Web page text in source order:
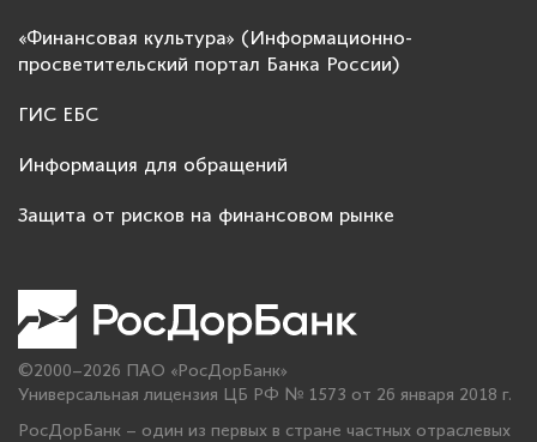
«Финансовая культура» (Информационно-
просветительский портал Банка России)
ГИС ЕБС
Информация для обращений
Защита от рисков на финансовом рынке
©2000–2026 ПАО «РосДорБанк»
Универсальная лицензия ЦБ РФ № 1573 от 26 января 2018 г.
РосДорБанк – один из первых в стране частных отраслевых